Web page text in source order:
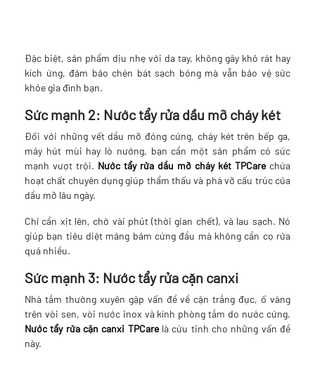
Đặc biệt, sản phẩm dịu nhẹ với da tay, không gây khô rát hay
kích ứng, đảm bảo chén bát sạch bóng mà vẫn bảo vệ sức
khỏe gia đình bạn.
Sức mạnh 2: Nước tẩy rửa dầu mỡ cháy két
Đối với những vết dầu mỡ đóng cứng, cháy két trên bếp ga,
máy hút mùi hay lò nướng, bạn cần một sản phẩm có sức
mạnh vượt trội. Nước tẩy rửa dầu mỡ cháy két TPCarechứa
hoạt chất chuyên dụng giúp thẩm thấu và phá vỡ cấu trúc của
dầu mỡ lâu ngày.
Chỉ cần xịt lên, chờ vài phút (thời gian chết), và lau sạch. Nó
giúp bạn tiêu diệt mảng bám cứng đầu mà không cần cọ rửa
quá nhiều.
Sức mạnh 3: Nước tẩy rửa cặn canxi
Nhà tắm thường xuyên gặp vấn đề về cặn trắng đục, ố vàng
trên vòi sen, vòi nước inox và kính phòng tắm do nước cứng.
Nước tẩy rửa cặn canxi TPCarelà cứu tinh cho những vấn đề
này.